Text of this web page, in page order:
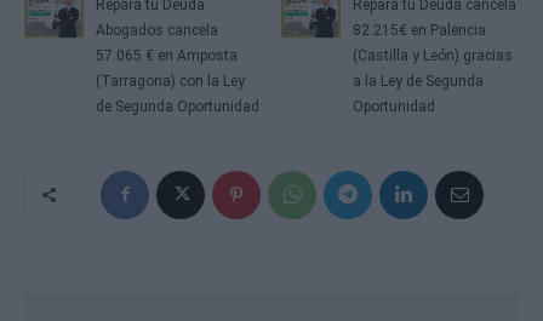
Repara tu Deuda
Abogados cancela
57.065 € en Amposta
(Tarragona) con la Ley
de Segunda Oportunidad
Repara tu Deuda cancela
82.215€ en Palencia
(Castilla y León) gracias
a la Ley de Segunda
Oportunidad